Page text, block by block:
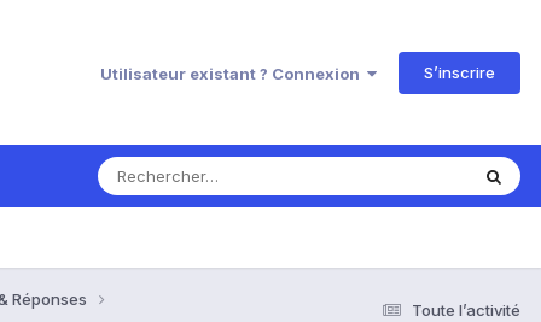
Utilisateur existant ? Connexion S’inscrire
Toute l’activité
Réponses